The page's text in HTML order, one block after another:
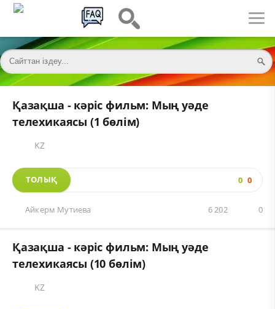
Қазақша - кәріс фильм: Мың уәде
телехикаясы (1 бөлім)
KZ
ТОЛЫҚ 0 0
Айкерм Мутиева 0
6 202
Қазақша - кәріс фильм: Мың уәде
телехикаясы (10 бөлім)
KZ